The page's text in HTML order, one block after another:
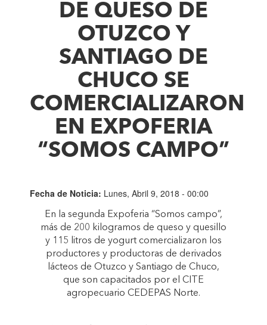
DE QUESO DE
OTUZCO Y
SANTIAGO DE
CHUCO SE
COMERCIALIZARON
EN EXPOFERIA
“SOMOS CAMPO”
Fecha de Noticia: Lunes, Abril 9, 2018 - 00:00
En la segunda Expoferia “Somos campo”,
más de 200 kilogramos de queso y quesillo
y 115 litros de yogurt comercializaron los
productores y productoras de derivados
lácteos de Otuzco y Santiago de Chuco,
que son capacitados por el CITE
agropecuario CEDEPAS Norte.